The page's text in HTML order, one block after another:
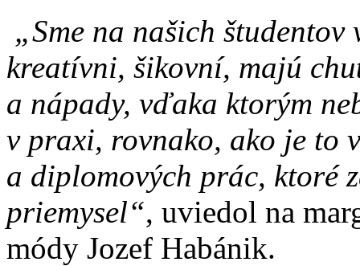
„Sme na našich
kreatívni, šikovní, majú
a nápady, vďaka ktorým
v praxi, rovnako, ako je to
a diplomových prác, ktoré
priemysel“, uviedol na
módy Jozef Habánik.